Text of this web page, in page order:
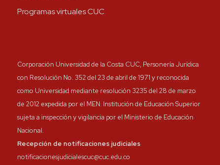
Programas virtuales CUC
Corporación Universidad de la Costa CUC, Personería Jurídica
con Resolución No. 352 del 23 de abril de 1971 y reconocida
como Universidad mediante resolución 3235 del 28 de marzo
de 2012 expedida por el MEN. Institución de Educación Superior
sujeta a inspección y vigilancia por el Ministerio de Educación
Nacional.
Recepción de notificaciones judiciales
notificacionesjudicialescuc@cuc.edu.co